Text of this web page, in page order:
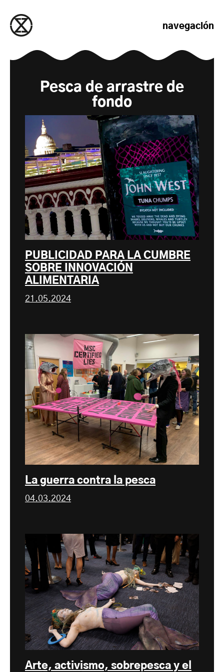
navegación
Pesca de arrastre de
fondo
PUBLICIDAD PARA LA CUMBRE
SOBRE INNOVACIÓN
ALIMENTARIA
21.05.2024
La guerra contra la pesca
04.03.2024
Arte, activismo, sobrepesca y el